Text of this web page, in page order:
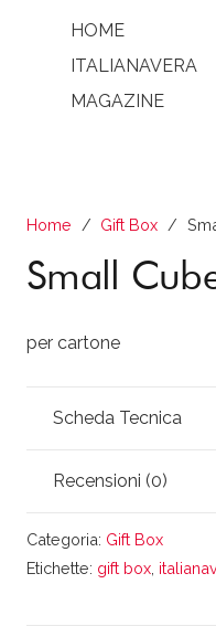
HOME
ITALIANAVERA
MAGAZINE
Home / Gift Box /
Small
per cartone
Scheda Tecnica
Recensioni (0)
Categoria: Gift Box
Etichette: gift box